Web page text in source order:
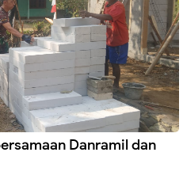
Danramil dan